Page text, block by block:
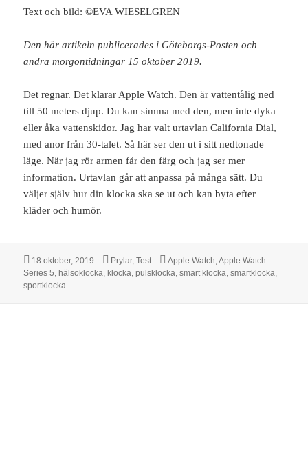
Text och bild: ©EVA WIESELGREN
Den här artikeln publicerades i Göteborgs-Posten och
andra morgontidningar 15 oktober 2019.
Det regnar. Det klarar Apple Watch. Den är vattentålig ned
till 50 meters djup. Du kan simma med den, men inte dyka
eller åka vattenskidor. Jag har valt urtavlan California Dial,
med anor från 30-talet. Så här ser den ut i sitt nedtonade
läge. När jag rör armen får den färg och jag ser mer
information. Urtavlan går att anpassa på många sätt. Du
väljer själv hur din klocka ska se ut och kan byta efter
kläder och humör.
Postat
18 oktober, 2019 Kategorier
Prylar,Test Taggar
Apple Watch,Apple Watch
Series 5, hälsoklocka, klocka,pulsklocka,smart klocka,smartklocka,
sportklocka